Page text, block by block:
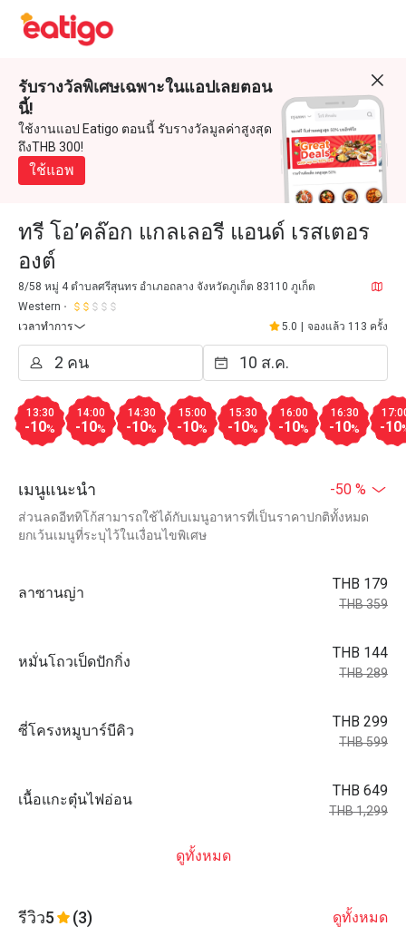
รับรางวัลพิเศษเฉพาะในแอปเลยตอน
นี้!
ใช้งานแอป Eatigo ตอนนี้ รับรางวัลมูลค่าสูงสุด
ถึงTHB 300!
ใช้แอพ
ทรี โอ’คล๊อก แกลเลอรี แอนด์ เรสเตอร
องต์
8/58 หมู่ 4 ตำบลศรีสุนทร อำเภอถลาง จังหวัดภูเก็ต 83110 ภูเก็ต
Western
เวลาทำการ
5.0 จองแล้ว 113 ครั้ง
13:30
-10%
14:00
-10%
14:30
-10%
15:00
-10%
15:30
-10%
16:00
-10%
16:30
-10% -10
เมนูแนะนำ -50 %
ส่วนลดอีททิโก้สามารถใช้ได้กับเมนูอาหารที่เป็นราคาปกติทั้งหมด
ยกเว้นเมนูที่ระบุไว้ในเงื่อนไขพิเศษ
ลาซานญ่า
THB 179
THB 359
หมั่นโถวเป็ดปักกิ่ง
THB 144
THB 289
ซี่โครงหมูบาร์บีคิว
THB 299
THB 599
เนื้อแกะตุ๋นไฟอ่อน
THB 649
THB 1,299
ดูทั้งหมด
รีวิว5 (3) ดูทั้งหมด